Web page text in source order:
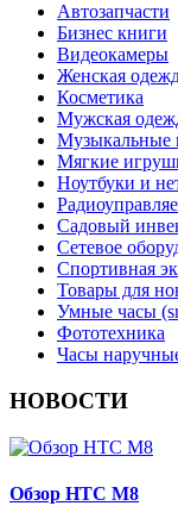
Автозапчасти
Бизнес книги
Видеокамеры
Женская
Косметика
Мужская
Музыкальные
Мягкие
Ноутбуки и
Садовый
Сетевое
Спортивная
Товары для
Умные часы
Фототехника
Часы
НОВОСТИ
Обзор НТС М8